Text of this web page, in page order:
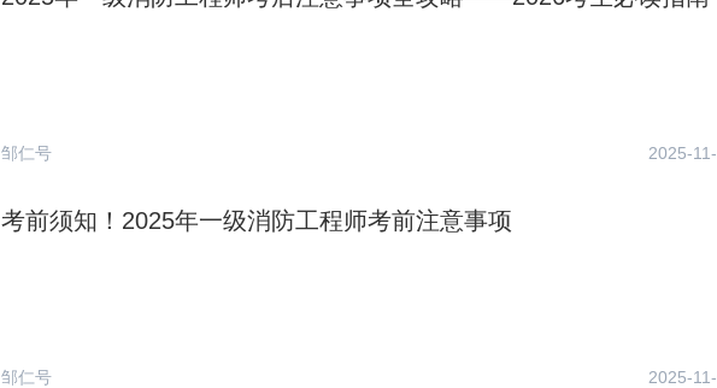
邹仁号 2025-
考前须知！2025年一级消防工程师考前注意事项
邹仁号 2025-